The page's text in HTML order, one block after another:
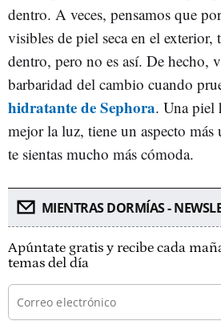
dentro. A veces, pensamos que
visibles de piel seca en el exterior,
dentro, pero no es así. De hecho,
barbaridad del cambio cuando
hidratante de Sephora. Una piel
mejor la luz, tiene un aspecto
te sientas mucho más cómoda.
MIENTRAS DORMÍAS -
Apúntate gratis y recibe cada
temas del día